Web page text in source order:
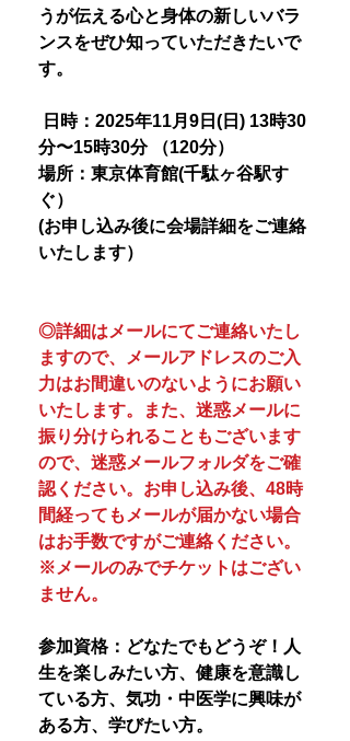
うが伝える心と身体の新しいバラ
ンスをぜひ知っていただきたいで
す。
日時：2025年11月9日(日) 13時30
分〜15時30分 （120分）
場所：東京体育館(千駄ヶ谷駅す
ぐ）
(お申し込み後に会場詳細をご連絡
いたします）
◎詳細はメールにてご連絡いたし
ますので、メールアドレスのご入
力はお間違いのないようにお願い
いたします。また、迷惑メールに
振り分けられることもございます
ので、迷惑メールフォルダをご確
認ください。お申し込み後、48時
間経ってもメールが届かない場合
はお手数ですがご連絡ください。
※メールのみでチケットはござい
ません。
参加資格：どなたでもどうぞ！人
生を楽しみたい方、健康を意識し
ている方、気功・中医学に興味が
ある方、学びたい方。